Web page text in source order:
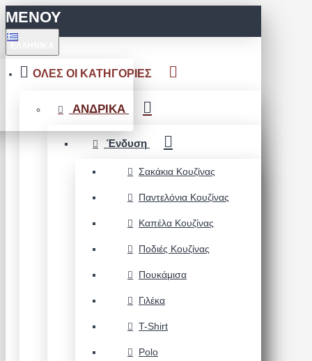
ΜΕΝΟΥ
ΟΛΕΣ ΟΙ ΚΑΤΗΓΟΡΙΕΣ
ΑΝΔΡΙΚΑ
Ένδυση
Σακάκια Κουζίνας
Παντελόνια Κουζίνας
Καπέλα Κουζίνας
Ποδιές Κουζίνας
Πουκάμισα
Γιλέκα
T-Shirt
Polo